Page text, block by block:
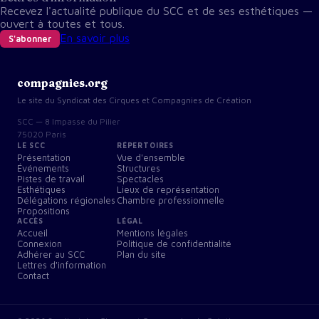
Recevez l'actualité publique du SCC et de ses esthétiques —
ouvert à toutes et tous.
S'abonner En savoir plus
compagnies.org
Le site du Syndicat des Cirques et Compagnies de Création
SCC — 8 Impasse du Pilier
75020 Paris
LE SCC
Présentation
Événements
Pistes de travail
Esthétiques
Délégations régionales
Propositions
RÉPERTOIRES
Vue d'ensemble
Structures
Spectacles
Lieux de représentation
Chambre professionnelle
ACCÈS
Accueil
Connexion
Adhérer au SCC
Lettres d'information
Contact
LÉGAL
Mentions légales
Politique de confidentialité
Plan du site